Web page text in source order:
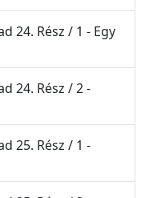
24. Rész / 1 - Egy
24. Rész / 2 -
25. Rész / 1 -